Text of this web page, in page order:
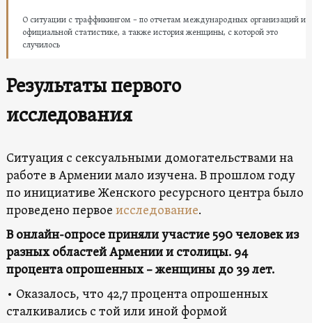
О ситуации с траффикингом – по отчетам международных организаций и
официальной статистике, а также история женщины, с которой это
случилось
Результаты первого
исследования
Ситуация с сексуальными домогательствами на
работе в Армении мало изучена. В прошлом году
по инициативе Женского ресурсного центра было
проведено первое исследование.
В онлайн-опросе приняли участие 590 человек из
разных областей Армении и столицы. 94
процента опрошенных – женщины до 39 лет.
• Оказалось, что 42,7 процента опрошенных
сталкивались с той или иной формой